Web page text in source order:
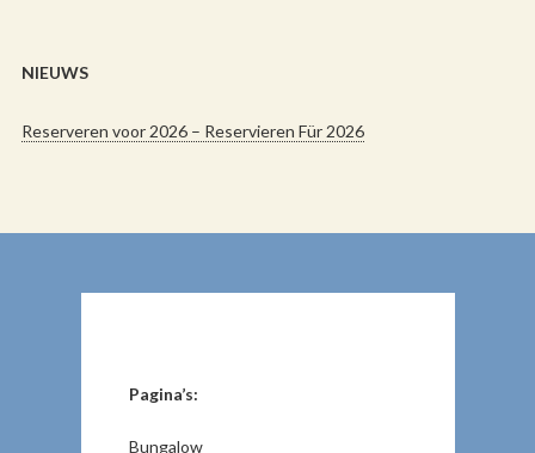
NIEUWS
Reserveren voor 2026 – Reservieren Für 2026
Pagina’s:
Bungalow